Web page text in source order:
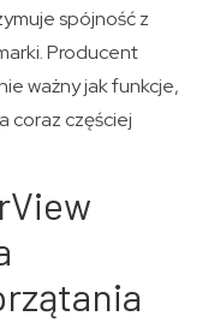
spójność z
Producent
ważny jak funkcje,
coraz częściej